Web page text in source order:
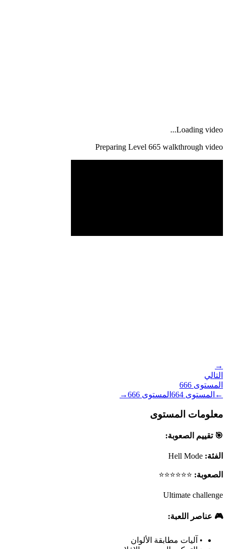
Loading video...
Preparing Level 665 walkthrough video
→
التالي
المستوى 666
← المستوى 664 المستوى 666
→
معلومات المستوى
🎯 تقييم الصعوبة:
الفئة: Hell Mode
الصعوبة: ⭐⭐⭐⭐⭐⭐
Ultimate challenge
🎮 عناصر اللعبة:
• آليات مطابقة الألوان